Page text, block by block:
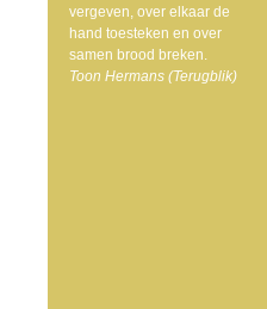
vergeven, over elkaar de
hand toesteken en over
samen brood breken.
Toon Hermans (Terugblik)